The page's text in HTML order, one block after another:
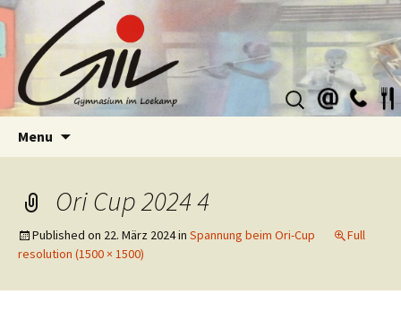
Suchen
nach:
Menu
Ori Cup 2024 4
Published on 22. März 2024in Spannung beim Ori-Cup
Full
resolution (1500 × 1500)